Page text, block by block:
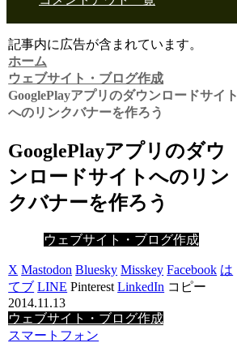
記事内に広告が含まれています。
ホーム
ウェブサイト・ブログ作成
GooglePlayアプリのダウンロードサイト
へのリンクバナーを作ろう
GooglePlayアプリのダウ
ンロードサイトへのリン
クバナーを作ろう
ウェブサイト・ブログ作成
X Mastodon Bluesky Misskey Facebook は
てブ LINE Pinterest LinkedIn コピー
2014.11.13
ウェブサイト・ブログ作成
スマートフォン